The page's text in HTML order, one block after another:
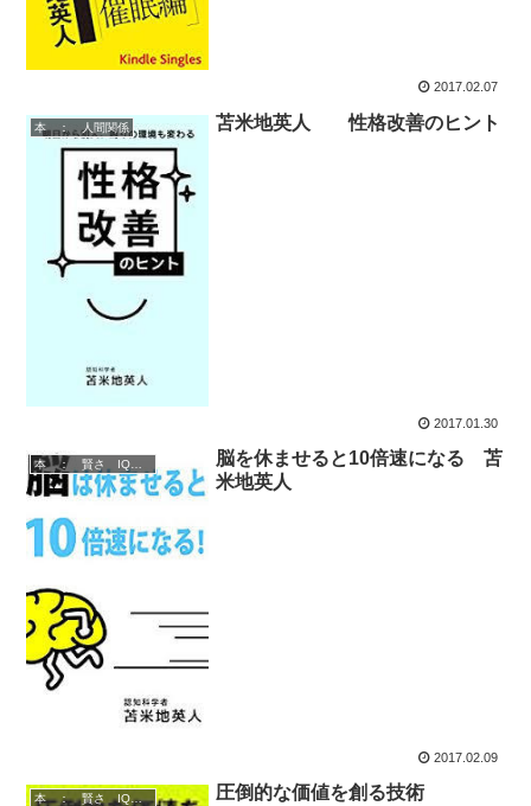
2017.02.07
本 ： 人間関係 苫米地英人 性格改善のヒント
2017.01.30
本 ： 賢さ IQアップ 技術
脳を休ませると10倍速になる 苫
米地英人
2017.02.09
本 ： 賢さ IQアップ 技術 圧倒的な価値を創る技術